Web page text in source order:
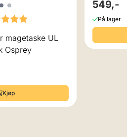
magetaske UL
Osprey
Kjøp
549,-
På lager